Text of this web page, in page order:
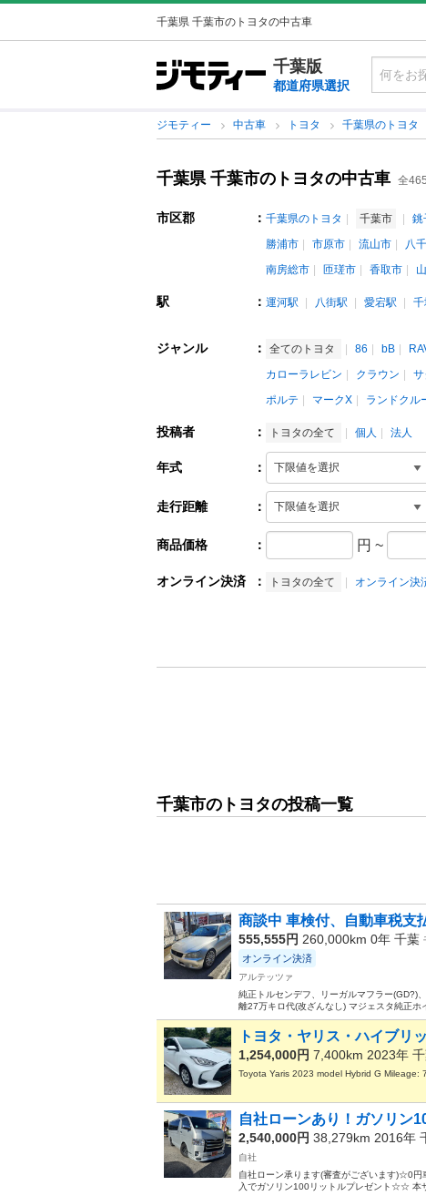
千葉県 千葉市のトヨタの中古車
千葉版
都道府県選択
ジモティー 中古車 トヨタ 千葉県のトヨタ
千葉県 千葉市のトヨタの中古車 全
市区郡 ： 千葉県のトヨタ 千葉市 銚
勝浦市
市原市 流山市 八
南房総市
匝瑳市 香取市
駅 ： 運河駅 八街駅 愛宕駅 千
ジャンル ： 全てのトヨタ 86 bB
カローラレビン
クラウン サ
ポルテ
マークX ランドクル
投稿者 ： トヨタの全て 個人 法人
年式 ：
走行距離 ：
商品価格 ： 円 ~
オンライン決済 ： トヨタの全て オンライン決
千葉市のトヨタの投稿一覧
商談中 車検付、自動車税
555,555円 260,000km 0年 千葉
オンライン決済
アルテッツァ
純正トルセンデフ、リーガルマフラー(GD?)
離27万キロ代(改ざんなし) マジェスタ純正ホ
トヨタ・ヤリス・ハイブリ
1,254,000円 7,400km 2023年
Toyota Yaris 2023 model Hybrid G Mileage:
自社ローンあり！ガソリン
2,540,000円 38,279km 2016年
自社
自社ローン承ります(審査がございます)☆0
入でガソリン100リットルプレゼント☆☆ 本